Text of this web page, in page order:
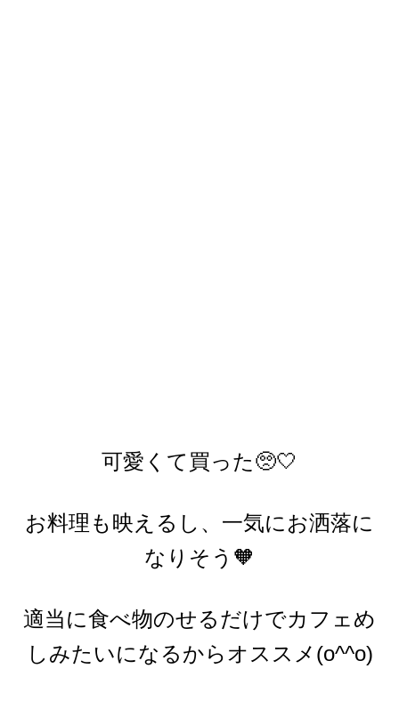
可愛くて買った🥺🤍
お料理も映えるし、一気にお洒落に
なりそう🧡
適当に食べ物のせるだけでカフェめ
しみたいになるからオススメ(o^^o)